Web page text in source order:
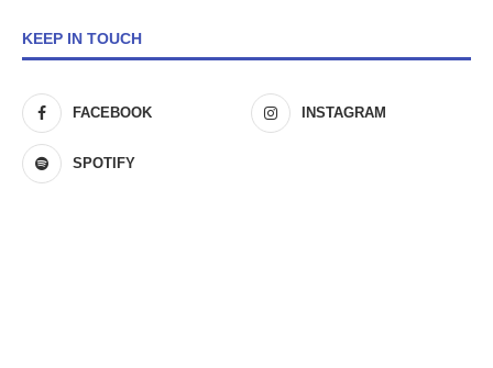
KEEP IN TOUCH
FACEBOOK INSTAGRAM
SPOTIFY